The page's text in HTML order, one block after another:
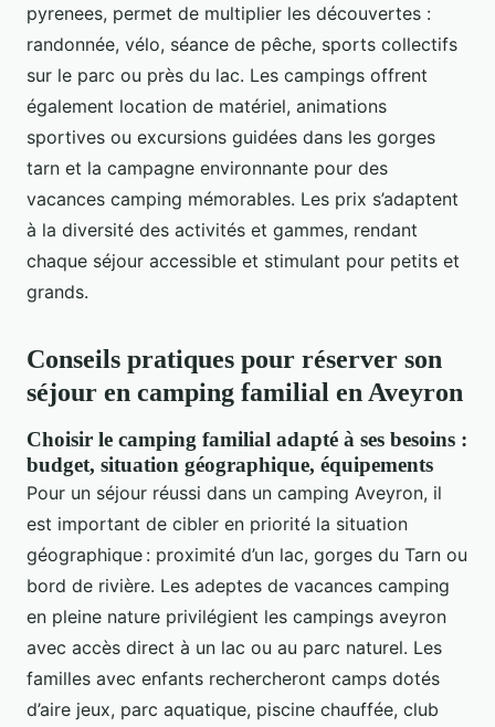
pyrenees, permet de multiplier les découvertes :
randonnée, vélo, séance de pêche, sports collectifs
sur le parc ou près du lac. Les campings offrent
également location de matériel, animations
sportives ou excursions guidées dans les gorges
tarn et la campagne environnante pour des
vacances camping mémorables. Les prix s’adaptent
à la diversité des activités et gammes, rendant
chaque séjour accessible et stimulant pour petits et
grands.
Conseils pratiques pour réserver son
séjour en camping familial en Aveyron
Choisir le camping familial adapté à ses besoins :
budget, situation géographique, équipements
Pour un séjour réussi dans un camping Aveyron, il
est important de cibler en priorité la situation
géographique : proximité d’un lac, gorges du Tarn ou
bord de rivière. Les adeptes de vacances camping
en pleine nature privilégient les campings aveyron
avec accès direct à un lac ou au parc naturel. Les
familles avec enfants rechercheront camps dotés
d’aire jeux, parc aquatique, piscine chauffée, club